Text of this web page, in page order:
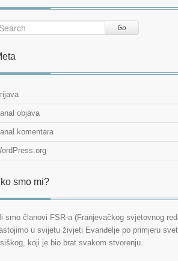
Go
objava
komentara
smo mi?
smo članovi FSR-a (Franjevačkog svjetovnog
u svijetu živjeti Evanđelje po primjeru
koji je bio brat svakom stvorenju.